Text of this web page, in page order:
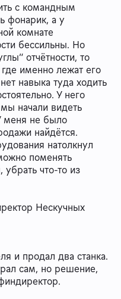
с командным
фонарик, а у
комнате
бессильны. Но
отчётности, то
именно лежат его
навыка туда ходить
У него
начали видеть
меня не было
найдётся.
натолкнул
поменять
что-то из
Нескучных
и продал два станка.
сам, но решение,